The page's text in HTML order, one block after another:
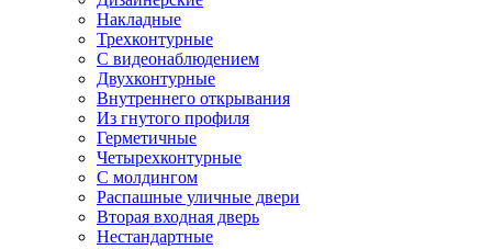
Накладные
Трехконтурные
С видеонаблюдением
Двухконтурные
Внутреннего открывания
Из гнутого профиля
Герметичные
Четырехконтурные
С молдингом
Распашные уличные двери
Вторая входная дверь
Нестандартные